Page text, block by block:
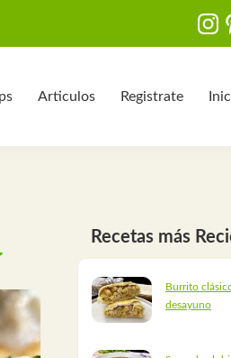
Articulos Registrate
Recetas más
Burrito
desayuno